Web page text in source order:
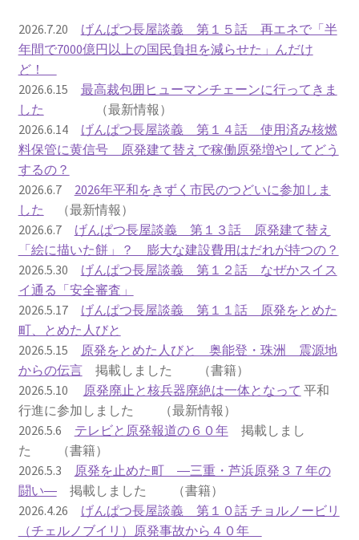
き 集会
2017.3.12 第6回原発ゼロへのカウントダウンinかわさ
き 集会
2018.3.11 第７回原発ゼロへのカウントダウンinかわ
さき集会
2019.3.10 第8回 原発ゼロへのカウントダウンinかわ
さき 集会
2023.3.12 第12回原発ゼロへのカウントダウンinかわ
さき集会
2023.6.25（日）映画「原発をとめた裁判長 そして
原発をとめる農家たち」上映会を開催
2023.10.8 原発ゼロへのカウントダウンinかわさき
講演会開催
2024.3.10第13回原発ゼロへのカウントダウンinかわさ
き集会
2024.10.13 映画「決断」上映と講演会を開催
2026.7.20 げんぱつ長屋談義 第１５話 再エネで「半
年間で7000億円以上の国民負担を減らせた」んだけ
ど！
2026.6.15 最高裁包囲ヒューマンチェーンに行ってきま
した （最新情報）
2026.6.14 げんぱつ長屋談義 第１４話 使用済み核燃
料保管に黄信号 原発建て替えで稼働原発増やしてどう
するの？
2026.6.7 2026年平和をきずく市民のつどいに参加しま
した （最新情報）
2026.6.7 げんぱつ長屋談義 第１３話 原発建て替え
「絵に描いた餅」？ 膨大な建設費用はだれが持つの？
2026.5.30 げんぱつ長屋談義 第１２話 なぜかスイス
イ通る「安全審査」
2026.5.17 げんぱつ長屋談義 第１１話 原発をとめた
町、とめた人びと
2026.5.15 原発をとめた人びと 奥能登・珠洲 震源地
からの伝言掲載しました （書籍）
2026.5.10 原発廃止と核兵器廃絶は一体となって 平和
行進に参加しました （最新情報）
2026.5.6 テレビと原発報道の６０年掲載しまし
た （書籍）
2026.5.3 原発を止めた町 ―三重・芦浜原発３７年の
闘い―掲載しました （書籍）
2026.4.26 げんぱつ長屋談義 第１０話 チョルノービリ
（チェルノブイリ）原発事故から４０年